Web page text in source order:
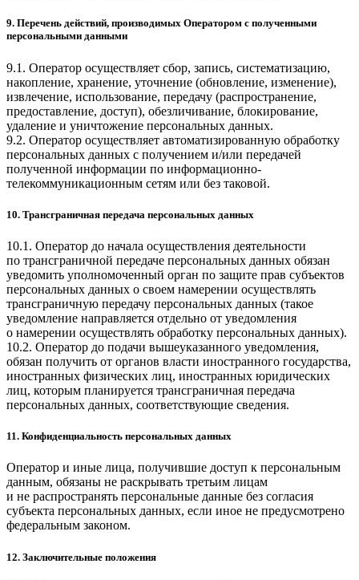
9. Перечень действий, производимых Оператором с полученными
персональными данными
9.1. Оператор осуществляет сбор, запись, систематизацию,
накопление, хранение, уточнение (обновление, изменение),
извлечение, использование, передачу (распространение,
предоставление, доступ), обезличивание, блокирование,
удаление и уничтожение персональных данных.
9.2. Оператор осуществляет автоматизированную обработку
персональных данных с получением и/или передачей
полученной информации по информационно-
телекоммуникационным сетям или без таковой.
10. Трансграничная передача персональных данных
10.1. Оператор до начала осуществления деятельности
по трансграничной передаче персональных данных обязан
уведомить уполномоченный орган по защите прав субъектов
персональных данных о своем намерении осуществлять
трансграничную передачу персональных данных (такое
уведомление направляется отдельно от уведомления
о намерении осуществлять обработку персональных данных).
10.2. Оператор до подачи вышеуказанного уведомления,
обязан получить от органов власти иностранного государства,
иностранных физических лиц, иностранных юридических
лиц, которым планируется трансграничная передача
персональных данных, соответствующие сведения.
11. Конфиденциальность персональных данных
Оператор и иные лица, получившие доступ к персональным
данным, обязаны не раскрывать третьим лицам
и не распространять персональные данные без согласия
субъекта персональных данных, если иное не предусмотрено
федеральным законом.
12. Заключительные положения